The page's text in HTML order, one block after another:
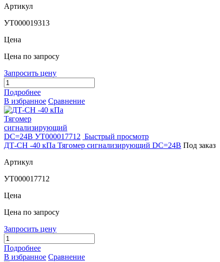
Артикул
УТ000019313
Цена
Цена по запросу
Запросить цену
Подробнее
В избранное Сравнение
Быстрый просмотр
ДТ-СН -40 кПа Тягомер сигнализирующий DC=24В Под заказ
Артикул
УТ000017712
Цена
Цена по запросу
Запросить цену
Подробнее
В избранное Сравнение